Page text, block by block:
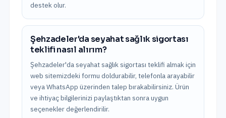
destek olur.
Şehzadeler'da seyahat sağlık sigortası
teklifi nasıl alırım?
Şehzadeler'da seyahat sağlık sigortası teklifi almak için
web sitemizdeki formu doldurabilir, telefonla arayabilir
veya WhatsApp üzerinden talep bırakabilirsiniz. Ürün
ve ihtiyaç bilgilerinizi paylaştıktan sonra uygun
seçenekler değerlendirilir.